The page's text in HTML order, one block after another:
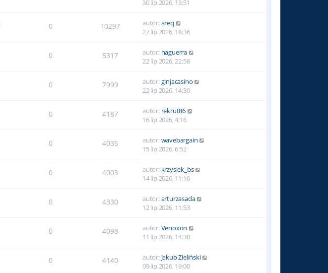
30 lip 2026, 13:51
0 10297 autor:areq
27 lip 2026, 18:36
0 5317 autor: haguerra
22 lip 2026, 22:58
0 7999 autor:ginjacasino
22 lip 2026, 14:30
0 4187 autor: rekrut86
16 lip 2026, 4:16
0 4035 autor:wavebargain
15 lip 2026, 6:52
0 4003 autor: krzysiek_bs
14 lip 2026, 11:16
0 4330 autor:arturzasada
12 lip 2026, 11:53
0 4098 autor:Venoxon
11 lip 2026, 14:30
0 4140 autor: Jakub Zieliński
09 lip 2026, 19:00